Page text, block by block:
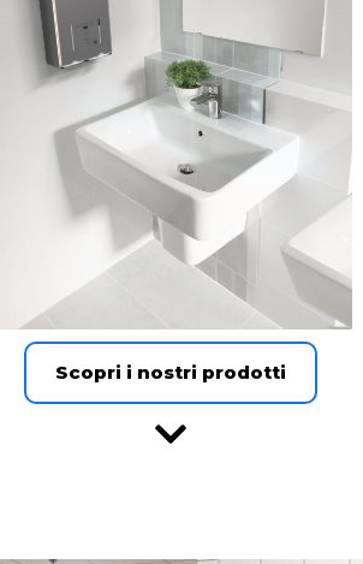
Scopri i nostri prodotti